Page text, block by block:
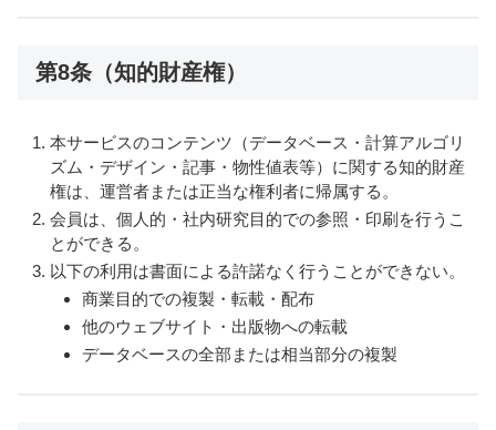
第8条（知的財産権）
本サービスのコンテンツ（データベース・計算アルゴリ
ズム・デザイン・記事・物性値表等）に関する知的財産
権は、運営者または正当な権利者に帰属する。
会員は、個人的・社内研究目的での参照・印刷を行うこ
とができる。
以下の利用は書面による許諾なく行うことができない。
商業目的での複製・転載・配布
他のウェブサイト・出版物への転載
データベースの全部または相当部分の複製